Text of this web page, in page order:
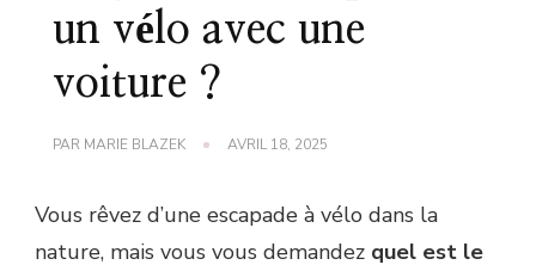
un vélo avec une
voiture ?
PAR MARIE BLAZEK AVRIL 18, 2025
Vous rêvez d’une escapade à vélo dans la
nature, mais vous vous demandez quel est le